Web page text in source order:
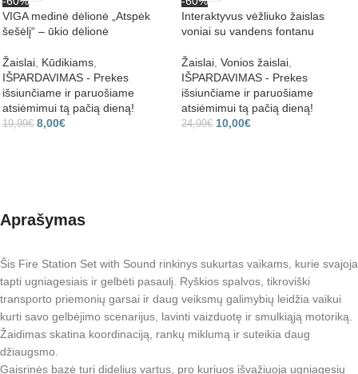
VIGA medinė dėlionė „Atspėk
šešėlį“ – ūkio dėlionė
Žaislai Kūdikiams
IŠPARDAVIMAS - Prekes
išsiunčiame ir paruošiame
atsiėmimui tą pačią dieną!
19,99€ 8,00€
Interaktyvus vėžliuko žaislas
voniai su vandens fontanu
Žaislai Vonios žaislai
IŠPARDAVIMAS - Prekes
išsiunčiame ir paruošiame
atsiėmimui tą pačią dieną!
24,99€ 10,00€
Aprašymas
Šis Fire Station Set with Sound rinkinys sukurtas vaikams, kurie svajoja
tapti ugniagesiais ir gelbėti pasaulį. Ryškios spalvos, tikroviški
transporto priemonių garsai ir daug veiksmų galimybių leidžia vaikui
kurti savo gelbėjimo scenarijus, lavinti vaizduotę ir smulkiąją motoriką.
Žaidimas skatina koordinaciją, rankų miklumą ir suteikia daug
džiaugsmo.
Gaisrinės bazė turi didelius vartus, pro kuriuos išvažiuoja ugniagesių